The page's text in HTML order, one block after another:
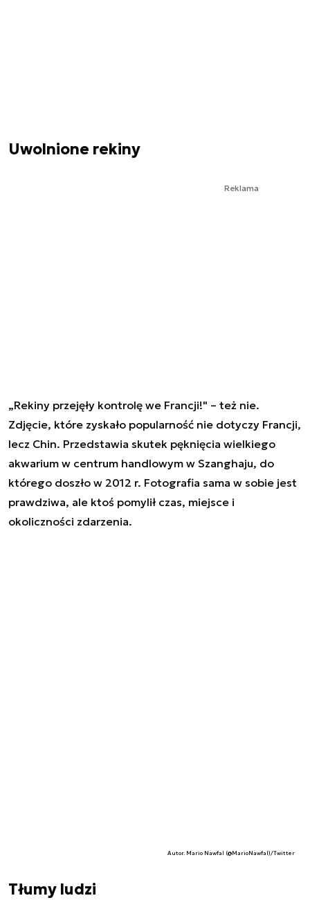
Uwolnione rekiny
Reklama
„Rekiny przejęły kontrolę we Francji!" – też nie.
Zdjęcie, które zyskało popularność nie dotyczy Francji,
lecz Chin. Przedstawia skutek pęknięcia wielkiego
akwarium w centrum handlowym w Szanghaju, do
którego doszło w 2012 r. Fotografia sama w sobie jest
prawdziwa, ale ktoś pomylił czas, miejsce i
okoliczności zdarzenia.
Autor. Mario Nawfal (@MarioNawfal)/Twitter
Tłumy ludzi